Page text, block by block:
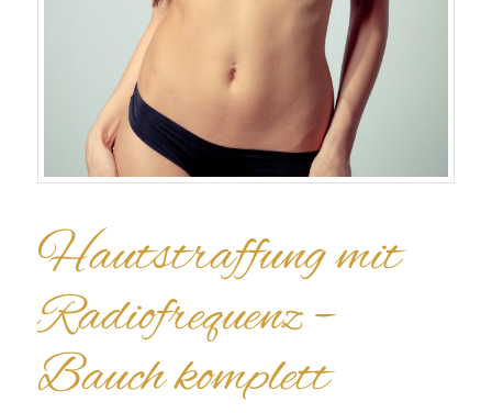
Hautstraffung mit
Radiofrequenz –
Bauch komplett